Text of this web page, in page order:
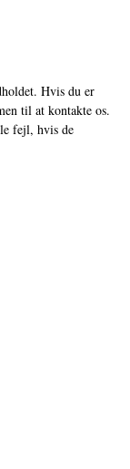
Hvis du er
til at kontakte os.
fejl, hvis de